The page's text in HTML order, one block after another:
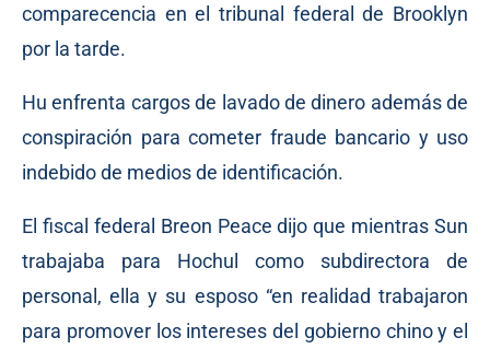
comparecencia en el tribunal federal de Brooklyn
por la tarde.
Hu enfrenta cargos de lavado de dinero además de
conspiración para cometer fraude bancario y uso
indebido de medios de identificación.
El fiscal federal Breon Peace dijo que mientras Sun
trabajaba para Hochul como subdirectora de
personal, ella y su esposo “en realidad trabajaron
para promover los intereses del gobierno chino y el